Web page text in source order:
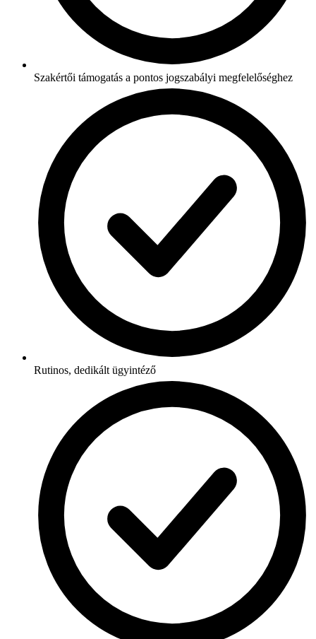
Szakértői támogatás a pontos jogszabályi megfelelőséghez
Rutinos, dedikált ügyintéző